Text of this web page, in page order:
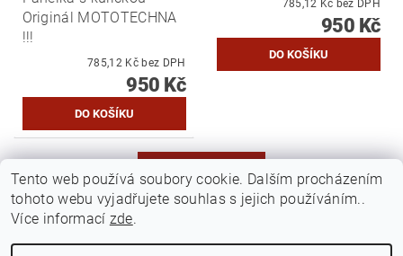
Originál MOTOTECHNA
!!!
785,12 Kč bez DPH
950 Kč
785,12 Kč bez DPH
950 Kč
... 12
Tento web používá soubory cookie. Dalším procházením
tohoto webu vyjadřujete souhlas s jejich používáním..
Více informací zde.